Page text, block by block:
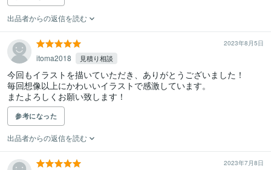
出品者からの返信を読む
2023年8月5日
itoma2018 見積り相談
今回もイラストを描いていただき、ありがとうございました！
毎回想像以上にかわいいイラストで感激しています。
またよろしくお願い致します！
参考になった
出品者からの返信を読む
2023年7月8日